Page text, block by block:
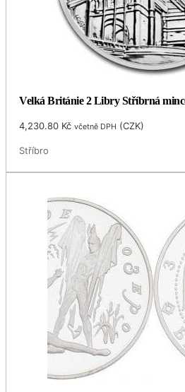
Velká Británie 2 Libry Stříbrná
4,230.80 Kč včetně DPH (CZK)
Stříbro